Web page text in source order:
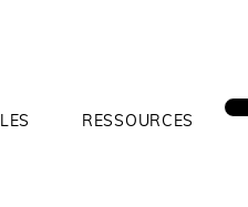
RESSOURCES